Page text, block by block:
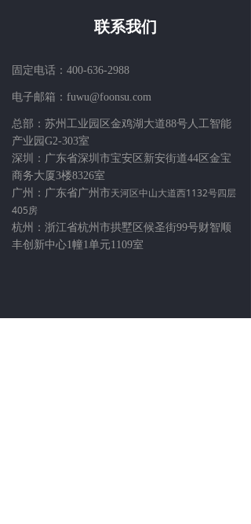
联系我们
固定电话： 400-636-2988
电子邮箱：fuwu@foonsu.com
总部：苏州工业园区金鸡湖大道88号人工智能
产业园G2-303室
深圳：广东省深圳市宝安区新安街道44区金宝
商务大厦3楼8326室
广州：广东省广州市天河区中山大道西1132号四层
405房
杭州：浙江省杭州市拱墅区候圣街99号财智顺
丰创新中心1幢1单元1109室